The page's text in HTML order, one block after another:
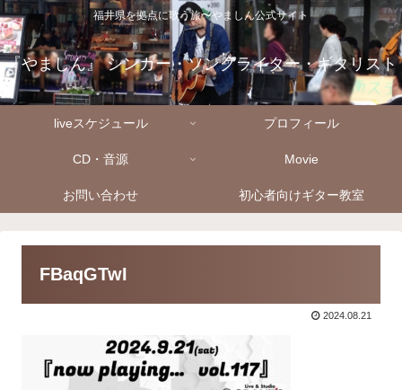
福井県を拠点に歌う旅〜やましん公式サイト
『やましん』 シンガー・ソングライター・ギタリスト
liveスケジュール プロフィール
CD・音源 Movie
お問い合わせ 初心者向けギター教室
FBaqGTwI
2024.08.21